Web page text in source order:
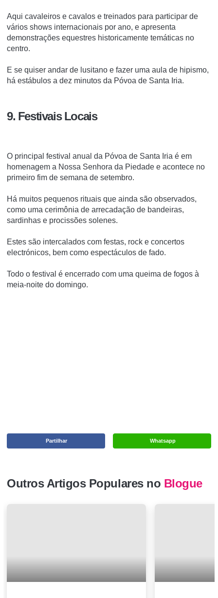
Aqui cavaleiros e cavalos e treinados para participar de
vários shows internacionais por ano, e apresenta
demonstrações equestres historicamente temáticas no
centro.
E se quiser andar de lusitano e fazer uma aula de hipismo,
há estábulos a dez minutos da Póvoa de Santa Iria.
9. Festivais Locais
O principal festival anual da Póvoa de Santa Iria é em
homenagem a Nossa Senhora da Piedade e acontece no
primeiro fim de semana de setembro.
Há muitos pequenos rituais que ainda são observados,
como uma cerimônia de arrecadação de bandeiras,
sardinhas e procissões solenes.
Estes são intercalados com festas, rock e concertos
electrónicos, bem como espectáculos de fado.
Todo o festival é encerrado com uma queima de fogos à
meia-noite do domingo.
Whatsapp
Partilhar
Outros Artigos Populares no Blogue